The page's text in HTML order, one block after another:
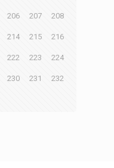
206 207 208
214 215 216
222 223 224
230 231 232